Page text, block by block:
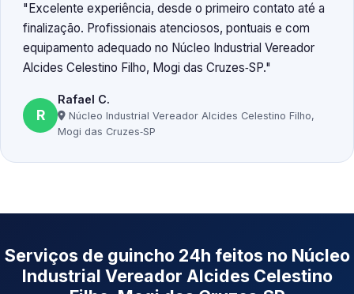
Excelente experiência, desde o primeiro contato até a
finalização. Profissionais atenciosos, pontuais e com
equipamento adequado no Núcleo Industrial Vereador
Alcides Celestino Filho, Mogi das Cruzes‑SP.
R
Rafael C.
Núcleo Industrial Vereador Alcides Celestino Filho,
Mogi das Cruzes‑SP
Serviços de guincho 24h feitos no Núcleo
Industrial Vereador Alcides Celestino